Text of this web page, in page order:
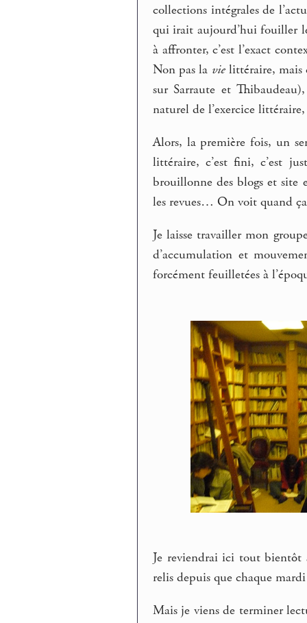
collections intégrales de
qui irait aujourd’hui fouiller
à affronter, c’est l’exact
Non pas la vielittéraire, mais
sur Sarraute et
naturel de l’exercice
Alors, la première fois, un
littéraire, c’est fini, c’est
brouillonne des blogs et site
les revues… On voit quand ça
Je laisse travailler mon
d’accumulation et
forcément feuilletées à
Je reviendrai ici tout bientôt
relis depuis que chaque
Mais je viens de terminer